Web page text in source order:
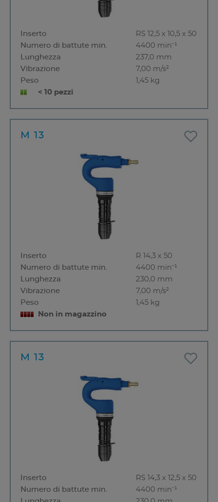
Inserto
RS 12,5 x 10,5 x 50
Numero di battute min.
4400 min⁻¹
Lunghezza
237,0 mm
Vibrazione
7,00 m/s²
Peso
1,45 kg
< 10 pezzi
M 13
Inserto
R 14,3 x 50
Numero di battute min.
4400 min⁻¹
Lunghezza
230,0 mm
Vibrazione
7,00 m/s²
Peso
1,45 kg
Non in magazzino
M 13
Inserto
RS 14,3 x 12,5 x 50
Numero di battute min.
4400 min⁻¹